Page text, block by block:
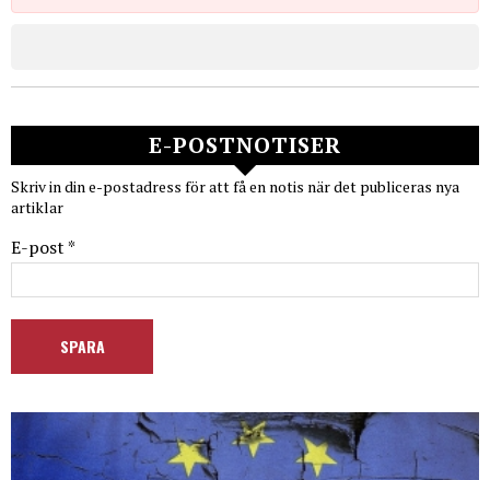
E-POSTNOTISER
Skriv in din e-postadress för att få en notis när det publiceras nya
artiklar
E-post *